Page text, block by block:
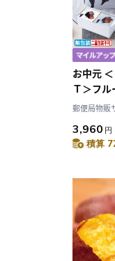
お中元
Ｔ＞フ
２箱セッ
込み
郵便局物販
3,960 円
積算